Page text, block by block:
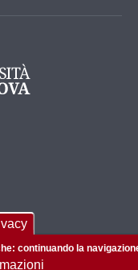
riservati
continuando la